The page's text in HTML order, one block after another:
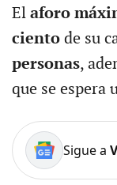
El aforo
cientode su
personas,
que se espera
Sigue a